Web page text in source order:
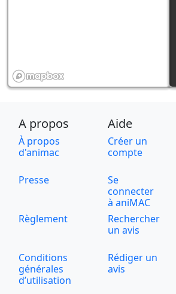
A propos Aide
À propos
d'animac
Créer un
compte
Presse
Se
connecter
à aniMAC
Règlement
Rechercher
un avis
Conditions
générales
d’utilisation
Rédiger un
avis